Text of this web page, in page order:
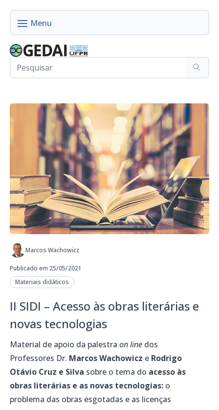
Marcos Wachowicz
Publicado em 25/05/2021
Materiais didáticos
II SIDI – Acesso às obras literárias e
novas tecnologias
Material de apoio da palestra on line dos
Professores Dr. Marcos Wachowicz e Rodrigo
Otávio Cruz e Silva sobre o tema do acesso às
obras literárias e as novas tecnologias: o
problema das obras esgotadas e as licenças